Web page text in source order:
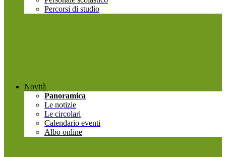
Percorsi di studio
Novità
Panoramica
Le notizie
Le circolari
Calendario eventi
Albo online